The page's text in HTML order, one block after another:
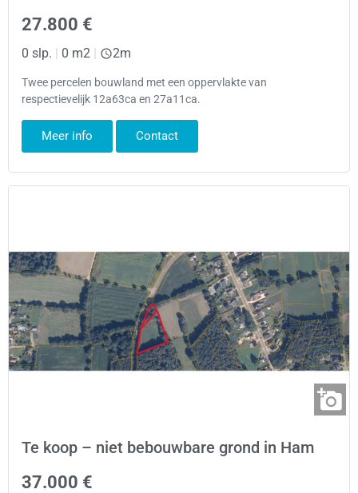
27.800 €
0 slp. | 0 m2 | 2m
Twee percelen bouwland met een oppervlakte van
respectievelijk 12a63ca en 27a11ca.
Meer info Contact
Te koop – niet bebouwbare grond in Ham
37.000 €